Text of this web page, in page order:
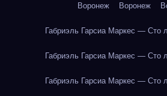
Воронеж Воронеж
Габриэль Гарсиа Маркес — Сто
Габриэль Гарсиа Маркес — Сто
Габриэль Гарсиа Маркес — Сто